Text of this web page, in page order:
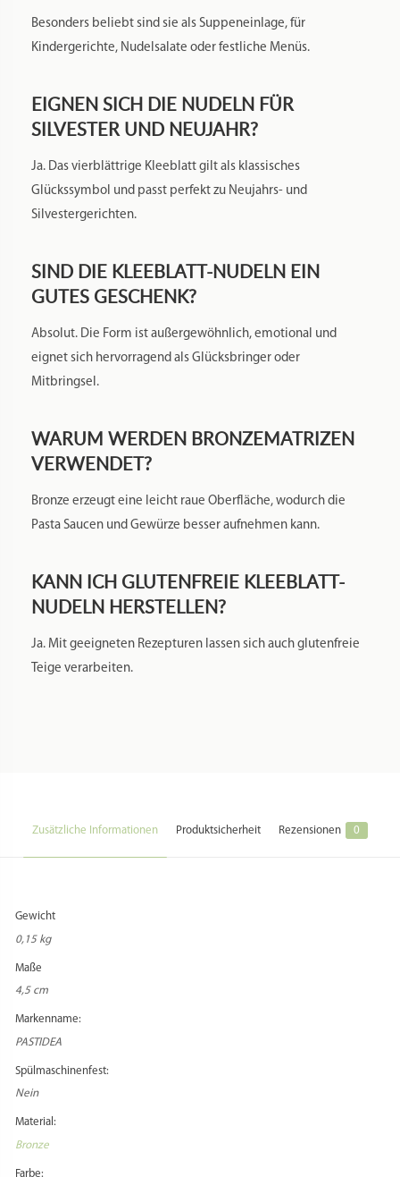
Besonders beliebt sind sie als Suppeneinlage, für
Kindergerichte, Nudelsalate oder festliche Menüs.
EIGNEN SICH DIE NUDELN FÜR
SILVESTER UND NEUJAHR?
Ja. Das vierblättrige Kleeblatt gilt als klassisches
Glückssymbol und passt perfekt zu Neujahrs- und
Silvestergerichten.
SIND DIE KLEEBLATT-NUDELN EIN
GUTES GESCHENK?
Absolut. Die Form ist außergewöhnlich, emotional und
eignet sich hervorragend als Glücksbringer oder
Mitbringsel.
WARUM WERDEN BRONZEMATRIZEN
VERWENDET?
Bronze erzeugt eine leicht raue Oberfläche, wodurch die
Pasta Saucen und Gewürze besser aufnehmen kann.
KANN ICH GLUTENFREIE KLEEBLATT-
NUDELN HERSTELLEN?
Ja. Mit geeigneten Rezepturen lassen sich auch glutenfreie
Teige verarbeiten.
Zusätzliche Informationen Produktsicherheit Rezensionen 0
Gewicht
0,15 kg
Maße
4,5 cm
Markenname:
PASTIDEA
Spülmaschinenfest:
Nein
Material:
Bronze
Farbe: